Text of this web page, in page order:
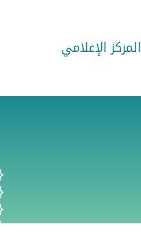
المركز الإعلامي